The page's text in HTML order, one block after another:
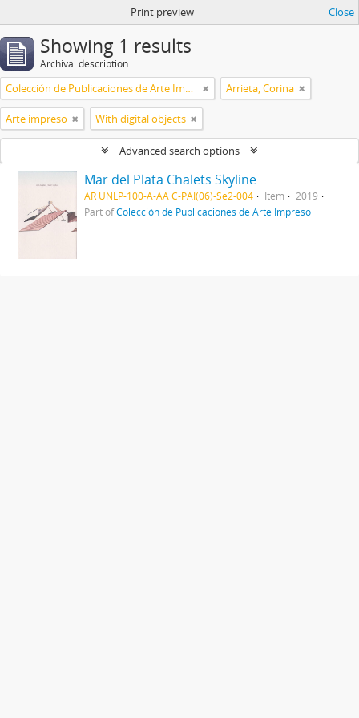
Print preview Close
Showing 1 results
Archival description
Colección de Publicaciones de Arte Impreso Arrieta, Corina
Arte impreso With digital objects
Advanced search options
Mar del Plata Chalets Skyline
AR UNLP-100-A-AA C-PAI(06)-Se2-004 Item
2019
Part ofColección de Publicaciones de Arte Impreso